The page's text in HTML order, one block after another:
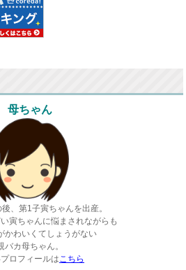
母ちゃん
、第1子寅ちゃんを出産。
寅ちゃんに悩まされながらも
かわいくてしょうがない
バカ母ちゃん。
ロフィールは こちら